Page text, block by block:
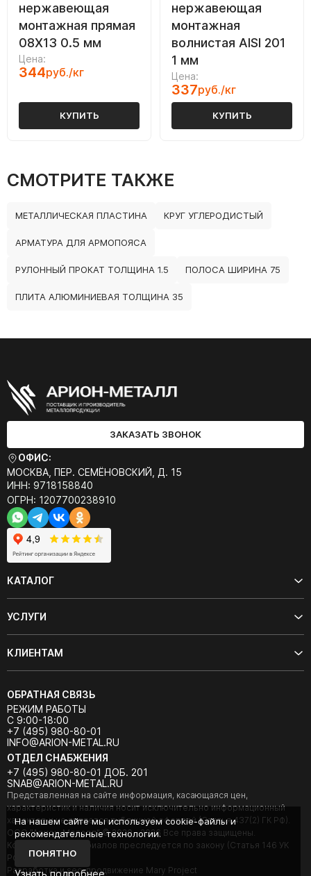
нержавеющая
монтажная прямая
08Х13 0.5 мм
Цена:
344руб./кг
КУПИТЬ
нержавеющая
монтажная
волнистая AISI 201
1 мм
Цена:
337руб./кг
КУПИТЬ
СМОТРИТЕ ТАКЖЕ
МЕТАЛЛИЧЕСКАЯ ПЛАСТИНА КРУГ УГЛЕРОДИСТЫЙ
АРМАТУРА ДЛЯ АРМОПОЯСА
РУЛОННЫЙ ПРОКАТ ТОЛЩИНА 1.5 ПОЛОСА ШИРИНА 75
ПЛИТА АЛЮМИНИЕВАЯ ТОЛЩИНА 35
ЗАКАЗАТЬ ЗВОНОК
ОФИС:
МОСКВА, ПЕР. СЕМЁНОВСКИЙ, Д. 15
ИНН: 9718158840
ОГРН: 1207700238910
КАТАЛОГ
УСЛУГИ
КЛИЕНТАМ
ОБРАТНАЯ СВЯЗЬ
РЕЖИМ РАБОТЫ
С 9:00-18:00
+7 (495) 980-80-01
INFO@ARION-METAL.RU
ОТДЕЛ СНАБЖЕНИЯ
+7 (495) 980-80-01 ДОБ. 201
SNAB@ARION-METAL.RU
Представленная на сайте информация, касающаяся цен,
характеристик и наличия носит исключительно информационный
характер и не является публичной офертой (Статья 437(2) ГК РФ).
ООО "Арион-Металл" © 2020 - 2026 Все права защищены.
Копирование материалов преследуется по закону (Статья 146 УК
РФ).
Разработка и seo-продвижение Mary Project
На нашем сайте мы используем cookie-файлы и
рекомендательные технологии.
ПОНЯТНО
Узнать подробнее